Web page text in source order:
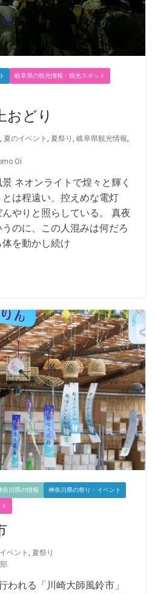
岐阜県の観光情報・観光スポット
どり
夏のイベント 夏祭り 岐阜県観光情報
Oi
ネオンライトで煌々と輝く
は程遠い、控えめな電灯
やりと照らしている。 真夜
のに、この人混みは何だろ
を動かし続け
奈川県の情報 神奈川県の祭り・イベント
ベント , 夏祭り
われる「川崎大師風鈴市」